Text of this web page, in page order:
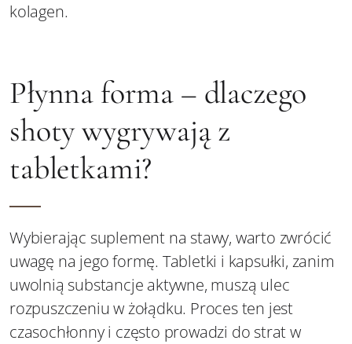
kolagen.
Płynna forma – dlaczego
shoty wygrywają z
tabletkami?
Wybierając suplement na stawy, warto zwrócić
uwagę na jego formę. Tabletki i kapsułki, zanim
uwolnią substancje aktywne, muszą ulec
rozpuszczeniu w żołądku. Proces ten jest
czasochłonny i często prowadzi do strat w